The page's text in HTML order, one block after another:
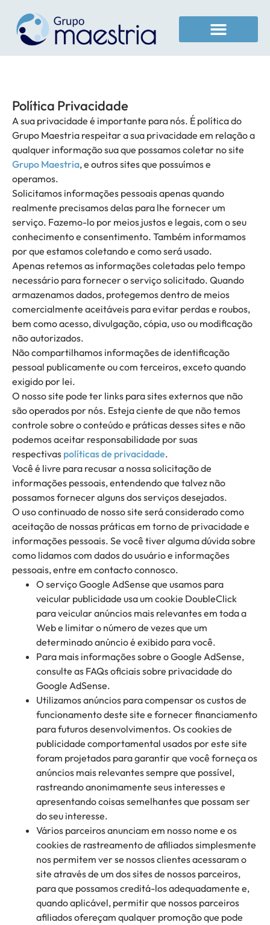
Política Privacidade
A sua privacidade é importante para nós. É política do
Grupo Maestria respeitar a sua privacidade em relação a
qualquer informação sua que possamos coletar no site
Grupo Maestria, e outros sites que possuímos e
operamos.
Solicitamos informações pessoais apenas quando
realmente precisamos delas para lhe fornecer um
serviço. Fazemo-lo por meios justos e legais, com o seu
conhecimento e consentimento. Também informamos
por que estamos coletando e como será usado.
Apenas retemos as informações coletadas pelo tempo
necessário para fornecer o serviço solicitado. Quando
armazenamos dados, protegemos dentro de meios
comercialmente aceitáveis ​​para evitar perdas e roubos,
bem como acesso, divulgação, cópia, uso ou modificação
não autorizados.
Não compartilhamos informações de identificação
pessoal publicamente ou com terceiros, exceto quando
exigido por lei.
O nosso site pode ter links para sites externos que não
são operados por nós. Esteja ciente de que não temos
controle sobre o conteúdo e práticas desses sites e não
podemos aceitar responsabilidade por suas
respectivas políticas de privacidade.
Você é livre para recusar a nossa solicitação de
informações pessoais, entendendo que talvez não
possamos fornecer alguns dos serviços desejados.
O uso continuado de nosso site será considerado como
aceitação de nossas práticas em torno de privacidade e
informações pessoais. Se você tiver alguma dúvida sobre
como lidamos com dados do usuário e informações
pessoais, entre em contacto connosco.
O serviço Google AdSense que usamos para
veicular publicidade usa um cookie DoubleClick
para veicular anúncios mais relevantes em toda a
Web e limitar o número de vezes que um
determinado anúncio é exibido para você.
Para mais informações sobre o Google AdSense,
consulte as FAQs oficiais sobre privacidade do
Google AdSense.
Utilizamos anúncios para compensar os custos de
funcionamento deste site e fornecer financiamento
para futuros desenvolvimentos. Os cookies de
publicidade comportamental usados ​​por este site
foram projetados para garantir que você forneça os
anúncios mais relevantes sempre que possível,
rastreando anonimamente seus interesses e
apresentando coisas semelhantes que possam ser
do seu interesse.
Vários parceiros anunciam em nosso nome e os
cookies de rastreamento de afiliados simplesmente
nos permitem ver se nossos clientes acessaram o
site através de um dos sites de nossos parceiros,
para que possamos creditá-los adequadamente e,
quando aplicável, permitir que nossos parceiros
afiliados ofereçam qualquer promoção que pode